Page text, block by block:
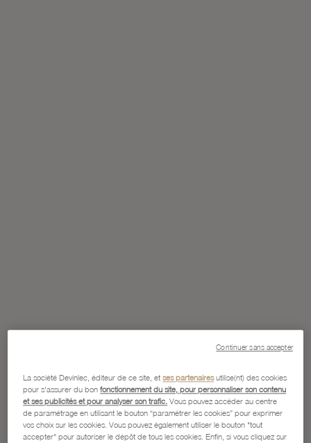
La société Devinlec, éditeur de ce site, etses partenairesutilise(nt) des cookies
pour s'assurer du bonfonctionnement du site, pour personnaliser son contenu
et ses publicités et pour analyser son trafic. Vous pouvez accéder au centre
de paramétrage en utilisant le bouton “paramétrer les cookies” pour exprimer
vos choix sur les cookies. Vous pouvez également utiliser le bouton "tout
accepter" pour autoriser le dépôt de tous les cookies. Enfin, si vous cliquez sur
Continuer sans accepter